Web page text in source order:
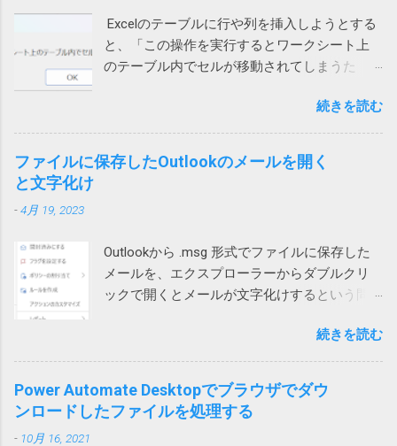
しておこうかと思います。 レジストリーとは
Windows や 各種アプリ（ソフト）は設定など
をWindowsが管理するデータベース（ファイ
ベースがレジストリーです。 ソフトをインス
ため、これが壊れるとWindowsやアプリの挙
アプリの不具合で作成や更新に失敗した 作成
や更新中にWindowsやアプリが異常終了して
中途半端になった データを保存する部品
音声通話ではなく、Teams電話を使って電話
にかけてもらったところ、これは通話ができ
ました。 もしやと思い、iPhoneのWi-Fiをオフ
にして音声通話を試してもらったところ、今
度は通話ができました。どうやら、ユーザー
らTeamsの音声通話にUPnPが必要で、問題の
やってみたけれど効果なし。 海外サイトで
Windows cannot complete the extraction. The
destination file could not be created. などで検
暮れつつ、ZIPファイルを右クリックして、
「すべて展開」を選んでみたところ、エラー
コード「0x80004005」が出ました。 それで検
題のZIPファイルの作成には7zipを使っていた
ので、圧縮時の設定を見てみたところ、確か
に圧縮方式がデフォルトのdeflateではなく、
BZip2になっていました。 もとのdeflateに戻し
て、再度圧縮して標準ZIP機能で開いたとこ
開けない場合には、元のツールの圧縮方式を
疑ってみる必要があります。取引先から送ら
Excelのテーブルに行や列を挿入しようとする
と、「この操作を実行するとワークシート上
のテーブル内でセルが移動されてしまうた
メッセージが表示され、失敗する時がありま
す。 長年このエラーの原因が不明でしたが、
あるときどうしても解決する必要があって調
べたところ、ようやく原因がわかりました。
ると発生します。 図2 テーブルに行や列を追
加しようとすると、そのテーブルの範囲だけ
が拡張されます。 どういう事かというと、図1
D列のみセルが追加され、A列やE列は変化があ
りません。 そうすると、下のテーブルは、列
1、2、3だけ下にずれることになり、テーブル
が壊れてしまいます。そのため、最初のエラ
続きを読む
ファイルに保存したOutlookのメールを開く
と文字化け
-4月 19, 2023
Outlookから .msg 形式でファイルに保存した
メールを、エクスプローラーからダブルクリ
ックで開くとメールが文字化けするという問
試してみたところ、私や他の方のPCでは文字
化けせずに開けています。 問題のPCでも、
Outlookを落としてから開くと文字化けせずに
開きました。 プロセスが異なると化けないの
かもしれません。 Office（365）の修復を試み
続きを読む
Power Automate Desktopでブラウザでダウ
ンロードしたファイルを処理する
- 10月 16, 2021